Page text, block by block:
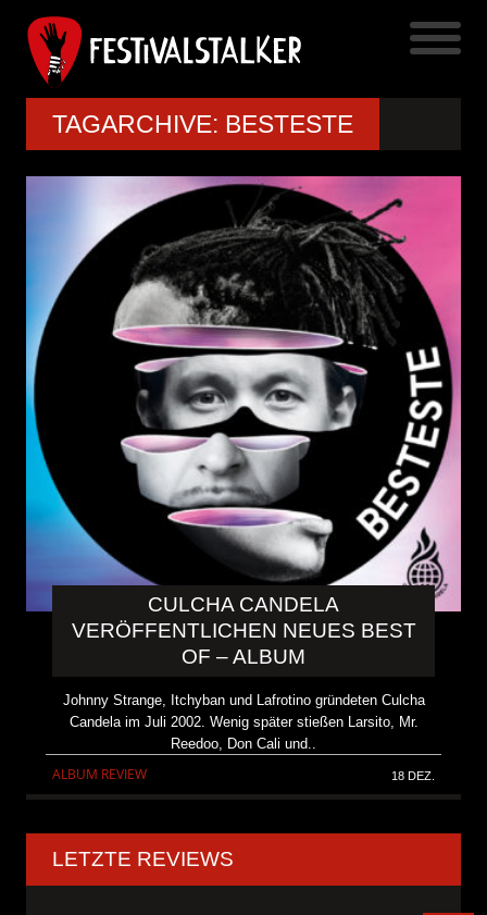
TAGARCHIVE: BESTESTE
CULCHA CANDELA
VERÖFFENTLICHEN NEUES BEST
OF – ALBUM
Johnny Strange, Itchyban und Lafrotino gründeten Culcha
Candela im Juli 2002. Wenig später stießen Larsito, Mr.
Reedoo, Don Cali und..
ALBUM REVIEW 18 DEZ.
LETZTE REVIEWS